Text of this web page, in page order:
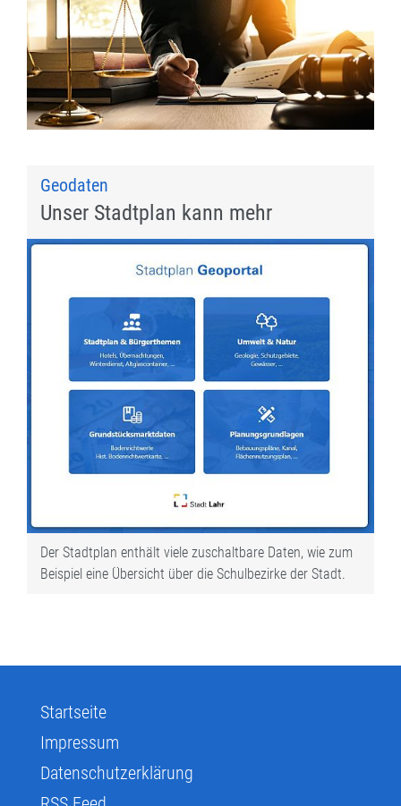
Geodaten
Unser Stadtplan kann mehr
Der Stadtplan enthält viele zuschaltbare Daten, wie zum
Beispiel eine Übersicht über die Schulbezirke der Stadt.
Startseite
Impressum
Datenschutzerklärung